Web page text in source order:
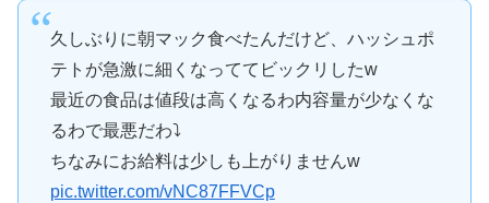
久しぶりに朝マック食べたんだけど、ハッシュポ
テトが急激に細くなっててビックリしたw
最近の食品は値段は高くなるわ内容量が少なくな
るわで最悪だわ⤵️
ちなみにお給料は少しも上がりませんw
pic.twitter.com/vNC87FFVCp